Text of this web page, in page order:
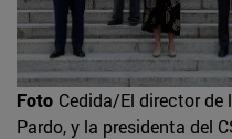
Foto Cedida/El director de
Pardo, y la presidenta del